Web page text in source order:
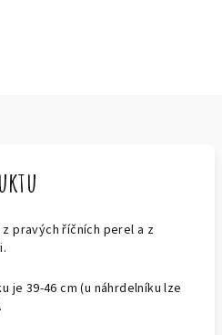
pravých říčních perel a z
je 39-46 cm (u náhrdelníku lze